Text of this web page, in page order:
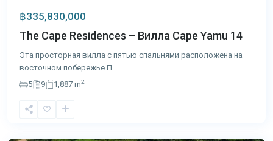
฿335,830,000
The Cape Residences – Вилла Cape Yamu 14
Эта просторная вилла с пятью спальнями расположена на
восточном побережье П
5
9 1,887 m2
Сурин